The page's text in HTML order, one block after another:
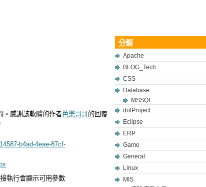
。感謝該軟體的作者芭樂哥哥的回覆
b4ad-4eae-87cf-
執行會顯示可用參數
分類
Apache
BLOG_Tech
CSS
Database
MSSQL
dotProject
Eclipse
ERP
Game
General
Linux
MIS